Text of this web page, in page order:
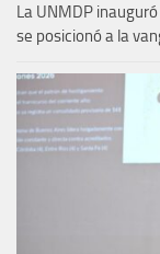
La UNMDP
se posicionó a la